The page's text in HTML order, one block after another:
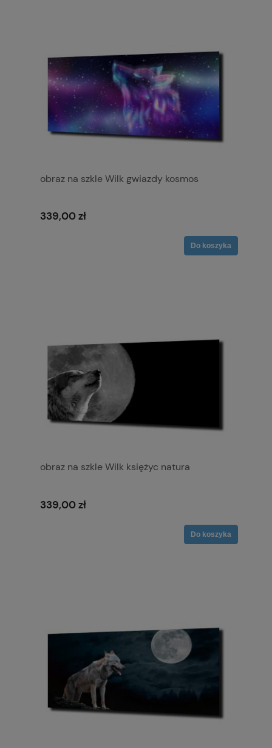
obraz na szkle Wilk gwiazdy kosmos
339,00 zł
Do koszyka
obraz na szkle Wilk księżyc natura
339,00 zł
Do koszyka